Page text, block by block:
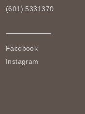
(601) 5331370
Facebook
Instagram